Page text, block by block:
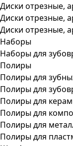
Диски отрезные,
Диски отрезные,
Диски отрезные,
Наборы
Наборы для
Полиры
Полиры для
Полиры для
Полиры для
Полиры для
Полиры для
Полиры для